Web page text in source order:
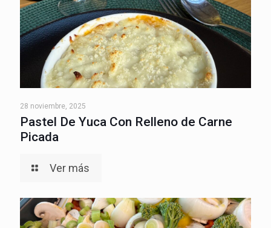
28 noviembre, 2025
Pastel De Yuca Con Relleno de Carne
Picada
Ver más